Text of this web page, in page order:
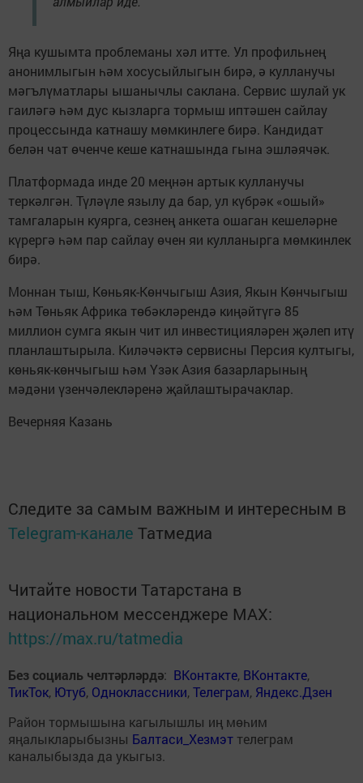
Яңа кушымта проблеманы хәл итте. Ул профильнең
анонимлыгын һәм хосусыйлыгын бирә, ә кулланучы
мәгълүматлары ышанычлы саклана. Сервис шулай ук
гаиләгә һәм дус кызларга тормыш иптәшен сайлау
процессында катнашу мөмкинлеге бирә. Кандидат
белән чат өченче кеше катнашында гына эшләячәк.
Платформада инде 20 меңнән артык кулланучы
теркәлгән. Түләүле язылу да бар, ул күбрәк «ошый»
тамгаларын куярга, сезнең анкета ошаган кешеләрне
күрергә һәм пар сайлау өчен яи кулланырга мөмкинлек
бирә.
Моннан тыш, Көньяк-Көнчыгыш Азия, Якын Көнчыгыш
һәм Төньяк Африка төбәкләрендә киңәйтүгә 85
миллион сумга якын чит ил инвестицияләрен җәлеп итү
планлаштырыла. Киләчәктә сервисны Персия култыгы,
көньяк-көнчыгыш һәм Үзәк Азия базарларының
мәдәни үзенчәлекләренә җайлаштырачаклар.
Вечерняя Казань
Следите за самым важным и интересным в
Telegram-канале Татмедиа
Читайте новости Татарстана в
национальном мессенджере MАХ:
https://max.ru/tatmedia
Без социаль челтәрләрдә: ВКонтакте, ВКонтакте,
ТикТок, Ютуб, Одноклассники,Телеграм, Яндекс.Дзен
Район тормышына кагылышлы иң мөһим
яңалыкларыбызны Балтаси_Хезмэт телеграм
каналыбызда да укыгыз.